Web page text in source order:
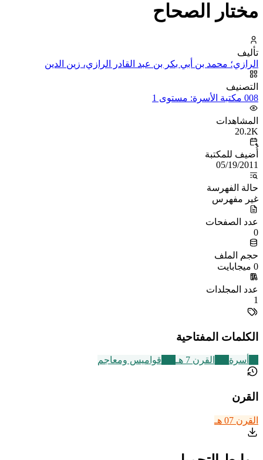
مختار الصحاح
تأليف
الرازي؛ محمد بن أبي بكر بن عبد القادر الرازي، زين الدين
التصنيف
008 مكتبة الأسرة: مستوى 1
المشاهدات
20.2K
أُضيف للمكتبة
05/19/2011
حالة الفهرسة
غير مفهرس
عدد الصفحات
0
حجم الملف
0 ميجابايت
عدد المجلدات
1
الكلمات المفتاحية
أسرة القرن 7 هـ قواميس ومعاجم
القرن
القرن 07 هـ